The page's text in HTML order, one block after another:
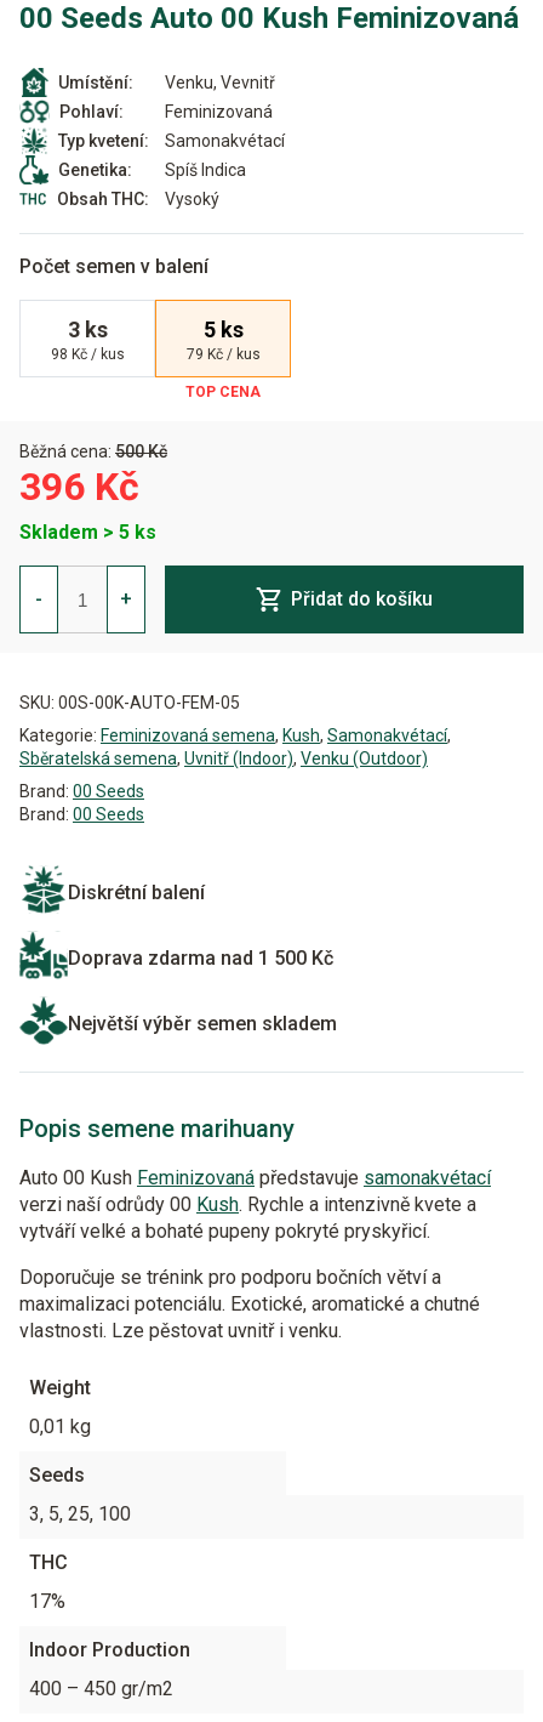
00 Seeds Auto 00 Kush Feminizovaná
Umístění:
Venku, Vevnitř
Pohlaví:
Feminizovaná
Typ kvetení:
Samonakvétací
Genetika:
Spíš Indica
Obsah THC:
Vysoký
Počet semen v balení
3 ks
98 Kč / kus
5 ks
79 Kč / kus
Běžná cena: 500 Kč
396 Kč
Skladem > 5 ks
-
Auto
Kush
Feminizovaná
+ Přidat do košíku
SKU: 00S-00K-AUTO-FEM-05
Kategorie: Feminizovaná semena, Kush, Samonakvétací,
Sběratelská semena, Uvnitř (Indoor), Venku (Outdoor)
Brand: 00 Seeds
Brand: 00 Seeds
Diskrétní balení
Doprava zdarma nad 1 500 Kč
Největší výběr semen skladem
Popis semene marihuany
Auto 00 Kush Feminizovaná představuje samonakvétací
verzi naší odrůdy 00 Kush. Rychle a intenzivně kvete a
vytváří velké a bohaté pupeny pokryté pryskyřicí.
Doporučuje se trénink pro podporu bočních větví a
maximalizaci potenciálu. Exotické, aromatické a chutné
vlastnosti. Lze pěstovat uvnitř i venku.
Weight
0,01 kg
Seeds
3, 5, 25, 100
THC
17%
Indoor Production
400 – 450 gr/m2